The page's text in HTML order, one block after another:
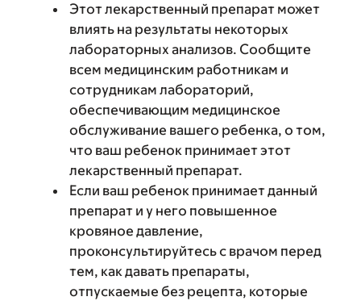
Этот лекарственный препарат может
влиять на результаты некоторых
лабораторных анализов. Сообщите
всем медицинским работникам и
сотрудникам лабораторий,
обеспечивающим медицинское
обслуживание вашего ребенка, о том,
что ваш ребенок принимает этот
лекарственный препарат.
Если ваш ребенок принимает данный
препарат и у него повышенное
кровяное давление,
проконсультируйтесь с врачом перед
тем, как давать препараты,
отпускаемые без рецепта, которые